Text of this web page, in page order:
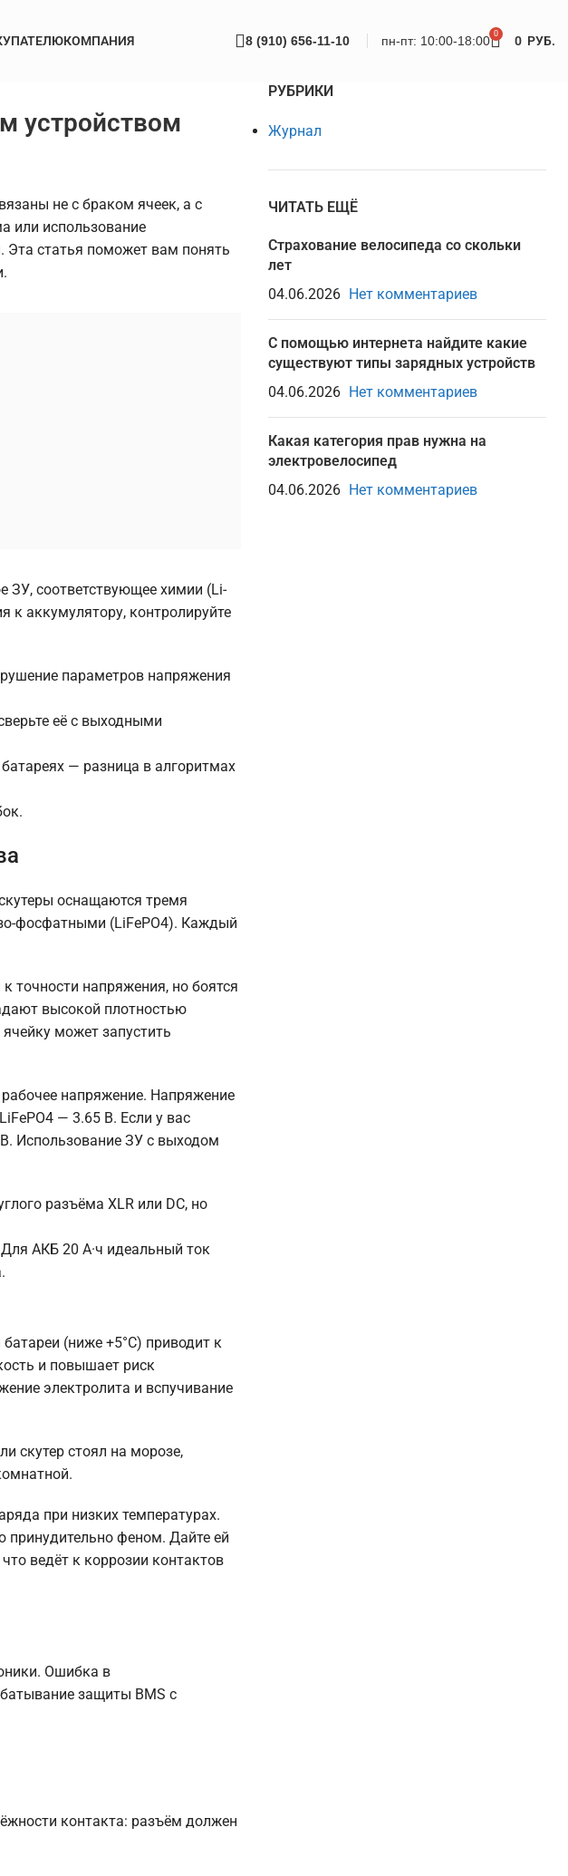
КОМПАНИЯ 8 (910) 656-11-10 пн-пт: 10:00-18:00 0 0 РУБ.
устройством
не с браком ячеек, а с
или использование
Эта статья поможет вам понять
ЗУ, соответствующее химии (Li-
к аккумулятору, контролируйте
параметров напряжения
её с выходными
— разница в алгоритмах
оснащаются тремя
фосфатными (LiFePO4). Каждый
точности напряжения, но боятся
высокой плотностью
может запустить
напряжение. Напряжение
— 3.65 В. Если у вас
Использование ЗУ с выходом
разъёма XLR или DC, но
АКБ 20 А·ч идеальный ток
(ниже +5°C) приводит к
и повышает риск
электролита и вспучивание
скутер стоял на морозе,
при низких температурах.
принудительно феном. Дайте ей
ведёт к коррозии контактов
Ошибка в
защиты BMS с
контакта: разъём должен
РУБРИКИ
Журнал
ЧИТАТЬ ЕЩЁ
Страхование велосипеда со скольки
лет
04.06.2026 Нет комментариев
С помощью интернета найдите какие
существуют типы зарядных устройств
04.06.2026 Нет комментариев
Какая категория прав нужна на
электровелосипед
04.06.2026 Нет комментариев